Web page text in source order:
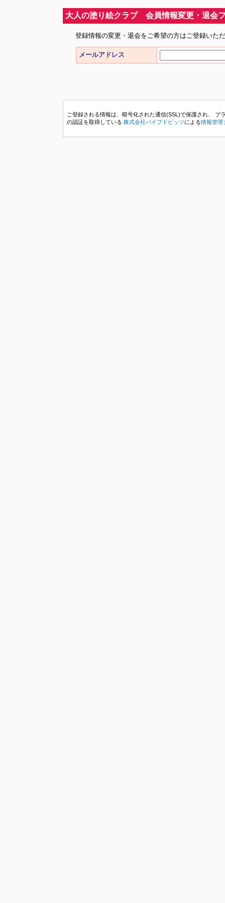
大人の塗り絵クラブ 会員情報変更・退会
登録情報の変更・退会をご希望の方はご登録いた
メールアドレス
ご登録される情報は、暗号化された通信(SSL)で保護され、 プ
の認証を取得している 株式会社パイプドビッツによる情報管理